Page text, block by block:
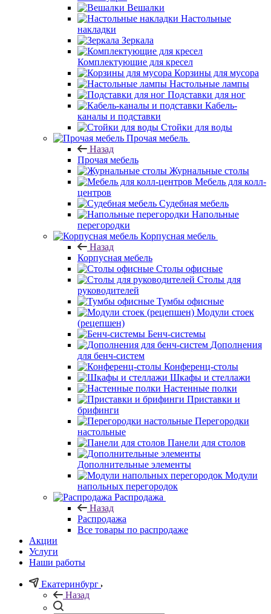
Вешалки
Настольные
накладки
Зеркала
Комплектующие для кресел
Корзины для мусора
Настольные лампы
Подставки для ног
Кабель-
каналы и подставки
Стойки для воды
Прочая мебель
Назад
Прочая мебель
Журнальные столы
Мебель для колл-
центров
Судебная мебель
Напольные
перегородки
Корпусная мебель
Назад
Корпусная мебель
Столы офисные
Столы для
руководителей
Тумбы офисные
Модули стоек
(рецепшен)
Бенч-системы
Дополнения
для бенч-систем
Конференц-столы
Шкафы и стеллажи
Настенные полки
Приставки и
брифинги
Перегородки
настольные
Панели для столов
Дополнительные элементы
Модули
напольных перегородок
Распродажа
Назад
Распродажа
Все товары по распродаже
Акции
Услуги
Наши работы
Екатеринбург
Назад